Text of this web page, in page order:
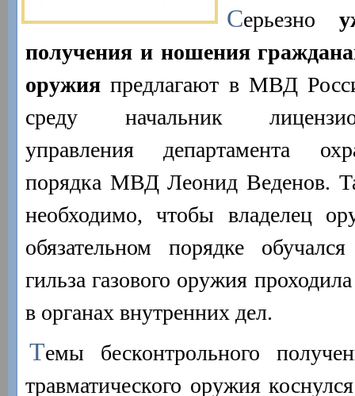
Серьезно
получения и ношения
оружия предлагают в МВД
среду начальник
управления департамента
порядка МВД Леонид Веденов.
необходимо, чтобы владелец
обязательном порядке
гильза газового оружия
в органах внутренних дел.
Темы бесконтрольного
травматического оружия